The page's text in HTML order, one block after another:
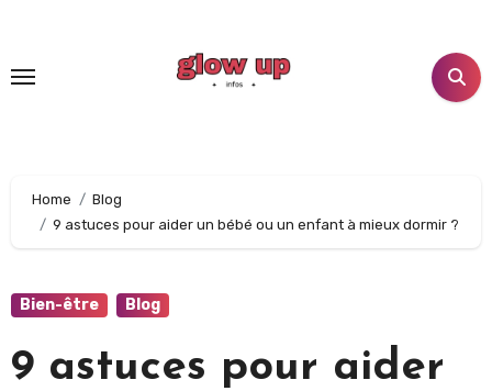
Home
Blog
9 astuces pour aider un bébé ou un enfant à mieux dormir ?
Bien-être Blog
9 astuces pour aider